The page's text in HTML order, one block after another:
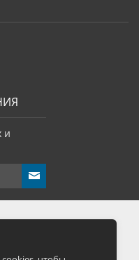
и
send